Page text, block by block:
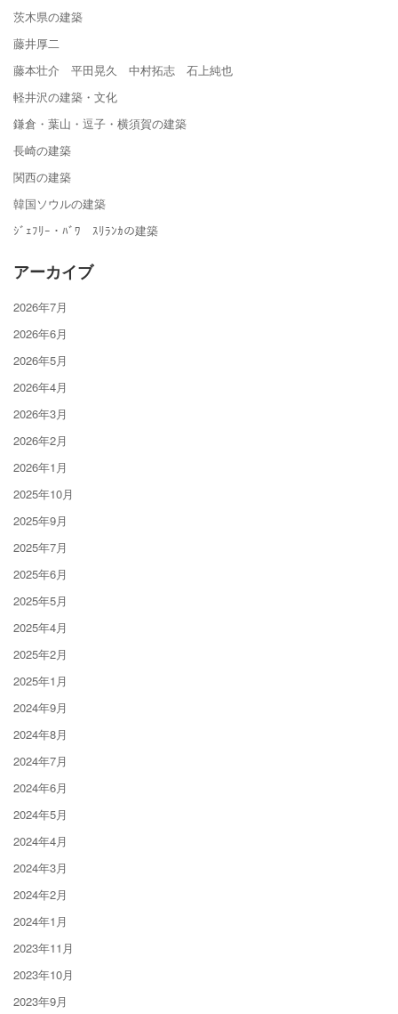
茨木県の建築
藤井厚二
藤本壮介 平田晃久 中村拓志 石上純也
軽井沢の建築・文化
鎌倉・葉山・逗子・横須賀の建築
長崎の建築
関西の建築
韓国ソウルの建築
ｼﾞｪﾌﾘｰ・ﾊﾞﾜ ｽﾘﾗﾝｶの建築
アーカイブ
2026年7月
2026年6月
2026年5月
2026年4月
2026年3月
2026年2月
2026年1月
2025年10月
2025年9月
2025年7月
2025年6月
2025年5月
2025年4月
2025年2月
2025年1月
2024年9月
2024年8月
2024年7月
2024年6月
2024年5月
2024年4月
2024年3月
2024年2月
2024年1月
2023年11月
2023年10月
2023年9月